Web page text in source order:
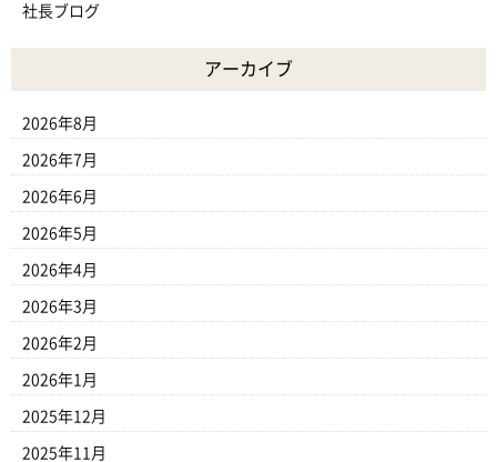
社長ブログ
アーカイブ
2026年8月
2026年7月
2026年6月
2026年5月
2026年4月
2026年3月
2026年2月
2026年1月
2025年12月
2025年11月